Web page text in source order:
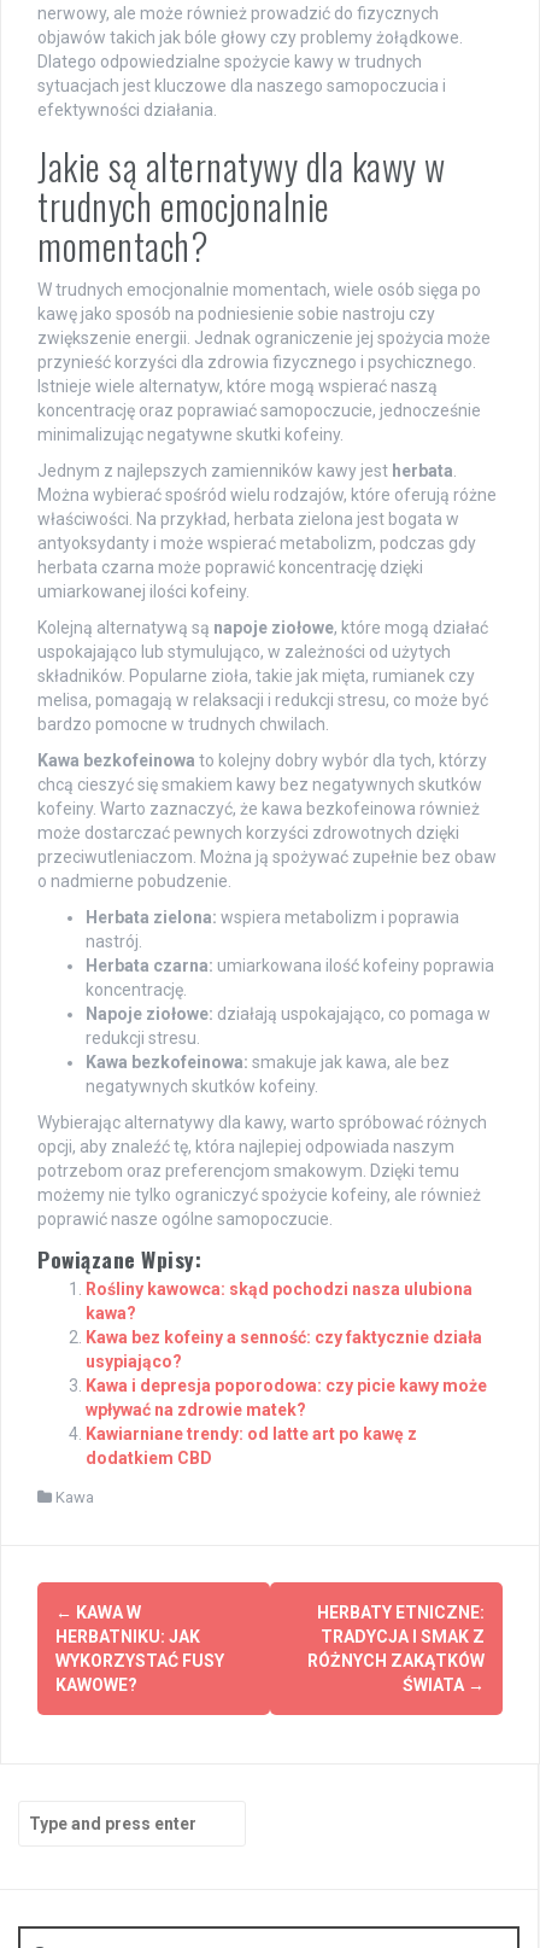
nerwowy, ale może również prowadzić do fizycznych
objawów takich jak bóle głowy czy problemy żołądkowe.
Dlatego odpowiedzialne spożycie kawy w trudnych
sytuacjach jest kluczowe dla naszego samopoczucia i
efektywności działania.
Jakie są alternatywy dla kawy w
trudnych emocjonalnie
momentach?
W trudnych emocjonalnie momentach, wiele osób sięga po
kawę jako sposób na podniesienie sobie nastroju czy
zwiększenie energii. Jednak ograniczenie jej spożycia może
przynieść korzyści dla zdrowia fizycznego i psychicznego.
Istnieje wiele alternatyw, które mogą wspierać naszą
koncentrację oraz poprawiać samopoczucie, jednocześnie
minimalizując negatywne skutki kofeiny.
Jednym z najlepszych zamienników kawy jest herbata
Można wybierać spośród wielu rodzajów, które oferują różne
właściwości. Na przykład, herbata zielona jest bogata w
antyoksydanty i może wspierać metabolizm, podczas gdy
herbata czarna może poprawić koncentrację dzięki
umiarkowanej ilości kofeiny.
Kolejną alternatywą są napoje ziołowe, które mogą działać
uspokajająco lub stymulująco, w zależności od użytych
składników. Popularne zioła, takie jak mięta, rumianek czy
melisa, pomagają w relaksacji i redukcji stresu, co może być
bardzo pomocne w trudnych chwilach.
Kawa bezkofeinowa to kolejny dobry wybór dla tych, którzy
chcą cieszyć się smakiem kawy bez negatywnych skutków
kofeiny. Warto zaznaczyć, że kawa bezkofeinowa również
może dostarczać pewnych korzyści zdrowotnych dzięki
przeciwutleniaczom. Można ją spożywać zupełnie bez obaw
o nadmierne pobudzenie.
Herbata zielona: wspiera metabolizm i poprawia
nastrój.
Herbata czarna: umiarkowana ilość kofeiny poprawia
koncentrację.
Napoje ziołowe: działają uspokajająco, co pomaga w
redukcji stresu.
Kawa bezkofeinowa: smakuje jak kawa, ale bez
negatywnych skutków kofeiny.
Wybierając alternatywy dla kawy, warto spróbować różnych
opcji, aby znaleźć tę, która najlepiej odpowiada naszym
potrzebom oraz preferencjom smakowym. Dzięki temu
możemy nie tylko ograniczyć spożycie kofeiny, ale również
poprawić nasze ogólne samopoczucie.
Powiązane Wpisy:
Rośliny kawowca: skąd pochodzi nasza ulubiona
kawa?
Kawa bez kofeiny a senność: czy faktycznie działa
usypiająco?
Kawa i depresja poporodowa: czy picie kawy może
wpływać na zdrowie matek?
Kawiarniane trendy: od latte art po kawę z
dodatkiem CBD
Kawa
Post
navigation
← KAWA W
HERBATNIKU: JAK
WYKORZYSTAĆ FUSY
KAWOWE?
HERBATY ETNICZNE:
TRADYCJA I SMAK Z
RÓŻNYCH ZAKĄTKÓW
ŚWIATA →
for: